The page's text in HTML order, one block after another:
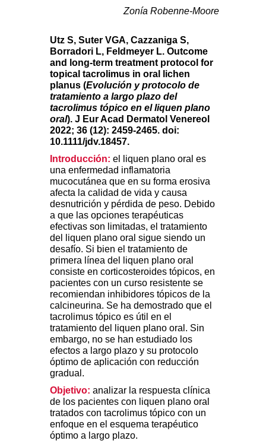
Zonía Robenne-Moore
Utz S, Suter VGA, Cazzaniga S,
Borradori L, Feldmeyer L. Outcome
and long-term treatment protocol for
topical tacrolimus in oral lichen
planus (Evolución y protocolo de
tratamiento a largo plazo del
tacrolimus tópico en el liquen plano
oral). J Eur Acad Dermatol Venereol
2022; 36 (12): 2459-2465. doi:
10.1111/jdv.18457.
Introducción: el liquen plano oral es
una enfermedad inflamatoria
mucocutánea que en su forma erosiva
afecta la calidad de vida y causa
desnutrición y pérdida de peso. Debido
a que las opciones terapéuticas
efectivas son limitadas, el tratamiento
del liquen plano oral sigue siendo un
desafío. Si bien el tratamiento de
primera línea del liquen plano oral
consiste en corticosteroides tópicos, en
pacientes con un curso resistente se
recomiendan inhibidores tópicos de la
calcineurina. Se ha demostrado que el
tacrolimus tópico es útil en el
tratamiento del liquen plano oral. Sin
embargo, no se han estudiado los
efectos a largo plazo y su protocolo
óptimo de aplicación con reducción
gradual.
Objetivo: analizar la respuesta clínica
de los pacientes con liquen plano oral
tratados con tacrolimus tópico con un
enfoque en el esquema terapéutico
óptimo a largo plazo.